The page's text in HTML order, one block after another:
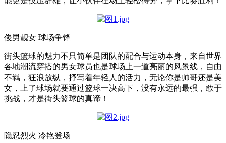
俊男靓女 球场争锋
街头篮球的魅力不只简单是团队的配合与运动本身，来自世界
各地潮流穿搭的男女球员也是球场上一道亮丽的风景线，自由
不羁，狂浪放纵，抒写着年轻人的活力，无论你是帅哥还是美
女，上了球场就要通过篮球一决高下，没有永远的最强，敢于
挑战，才是街头篮球的真谛！
隐忍烈火 冷艳登场